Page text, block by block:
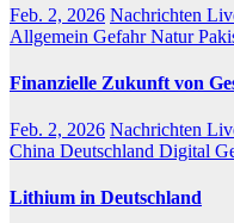
Feb. 2, 2026 Nachrichten
Allgemein GefahrNatur
Finanzielle Zukunft von
Feb. 2, 2026 Nachrichten
China Deutschland Digital
Lithium in Deutschland